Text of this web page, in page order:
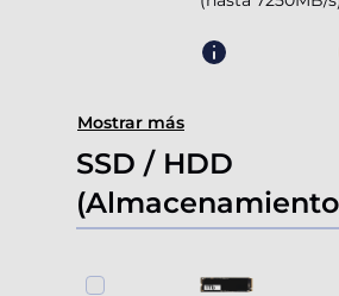
Mostrar más
SSD / HDD